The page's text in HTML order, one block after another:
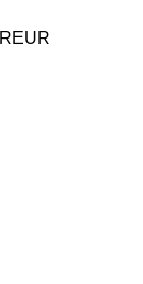
EUR